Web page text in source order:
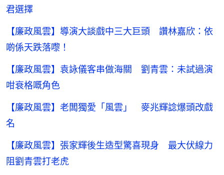
君選擇
【廉政風雲】導演大談戲中三大巨頭 讚林嘉欣：依
啲係天跌落嚟！
【廉政風雲】袁詠儀客串做海關 劉青雲：未試過演
咁衰格嘅角色
【廉政風雲】老闆獨愛「風雲」 麥兆輝諗爆頭改戲
名
【廉政風雲】張家輝後生造型驚喜現身 最大伏線力
阻劉青雲打老虎